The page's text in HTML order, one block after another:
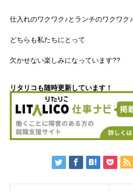
仕入れのワクワク♪とランチのワクワク♪
どちらも私たちにとって
欠かせない楽しみになっています??
リタリコも随時更新しています！